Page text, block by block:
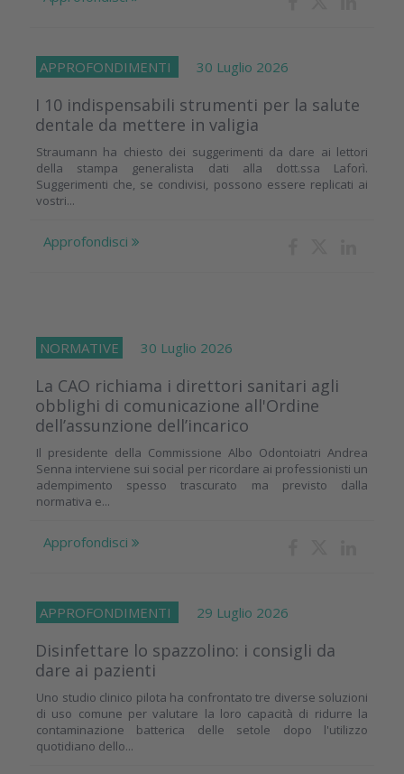
APPROFONDIMENTI 30 Luglio 2026
I 10 indispensabili strumenti per la salute
dentale da mettere in valigia
Straumann ha chiesto dei suggerimenti da dare ai lettori
della stampa generalista dati alla dott.ssa Laforì.
Suggerimenti che, se condivisi, possono essere replicati ai
vostri...
Approfondisci
NORMATIVE 30 Luglio 2026
La CAO richiama i direttori sanitari agli
obblighi di comunicazione all'Ordine
dell’assunzione dell’incarico
Il presidente della Commissione Albo Odontoiatri Andrea
Senna interviene sui social per ricordare ai professionisti un
adempimento spesso trascurato ma previsto dalla
normativa e...
Approfondisci
APPROFONDIMENTI 29 Luglio 2026
Disinfettare lo spazzolino: i consigli da
dare ai pazienti
Uno studio clinico pilota ha confrontato tre diverse soluzioni
di uso comune per valutare la loro capacità di ridurre la
contaminazione batterica delle setole dopo l'utilizzo
quotidiano dello...